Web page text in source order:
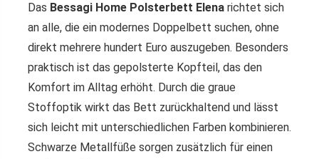
Das Bessagi Home Polsterbett Elena richtet sich
an alle, die ein modernes Doppelbett suchen, ohne
direkt mehrere hundert Euro auszugeben. Besonders
praktisch ist das gepolsterte Kopfteil, das den
Komfort im Alltag erhöht. Durch die graue
Stoffoptik wirkt das Bett zurückhaltend und lässt
sich leicht mit unterschiedlichen Farben kombinieren.
Schwarze Metallfüße sorgen zusätzlich für einen